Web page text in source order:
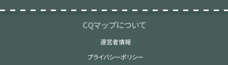
CQマップについて
運営者情報
プライバシーポリシー